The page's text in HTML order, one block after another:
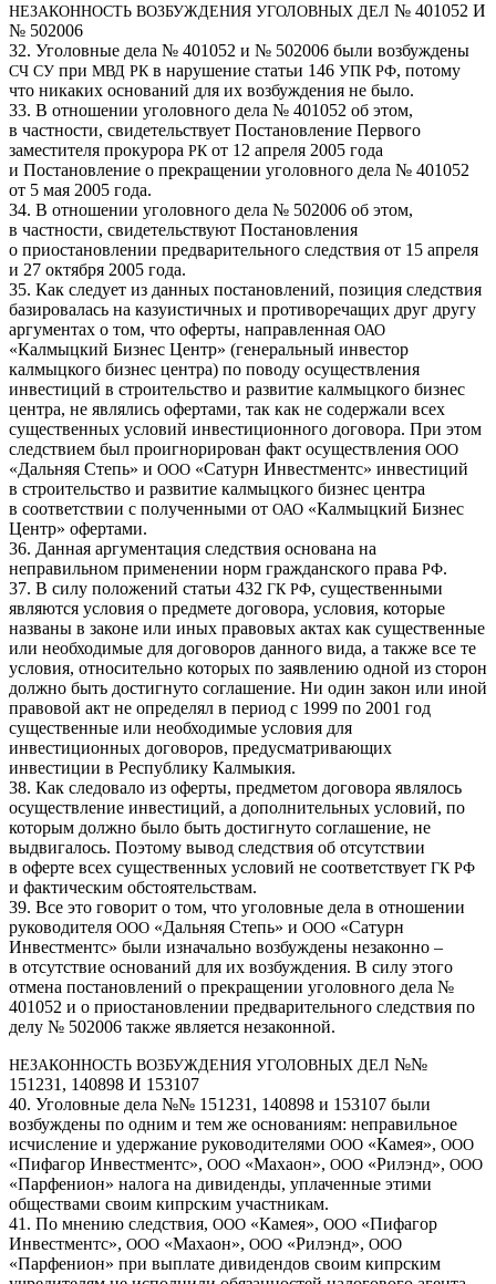
НЕЗАКОННОСТЬ ВОЗБУЖДЕНИЯ УГОЛОВНЫХ ДЕЛ № 401052 И
№ 502006
32. Уголовные дела № 401052 и № 502006 были возбуждены
СЧ СУ при МВД РК в нарушение статьи 146 УПК РФ, потому
что никаких оснований для их возбуждения не было.
33. В отношении уголовного дела № 401052 об этом,
в частности, свидетельствует Постановление Первого
заместителя прокурора РК от 12 апреля 2005 года
и Постановление о прекращении уголовного дела № 401052
от 5 мая 2005 года.
34. В отношении уголовного дела № 502006 об этом,
в частности, свидетельствуют Постановления
о приостановлении предварительного следствия от 15 апреля
и 27 октября 2005 года.
35. Как следует из данных постановлений, позиция следствия
базировалась на казуистичных и противоречащих друг другу
аргументах о том, что оферты, направленная ОАО
«Калмыцкий Бизнес Центр» (генеральный инвестор
калмыцкого бизнес центра) по поводу осуществления
инвестиций в строительство и развитие калмыцкого бизнес
центра, не являлись офертами, так как не содержали всех
существенных условий инвестиционного договора. При этом
следствием был проигнорирован факт осуществления ООО
«Дальняя Степь» и ООО «Сатурн Инвестментс» инвестиций
в строительство и развитие калмыцкого бизнес центра
в соответствии с полученными от ОАО «Калмыцкий Бизнес
Центр» офертами.
36. Данная аргументация следствия основана на
неправильном применении норм гражданского права РФ.
37. В силу положений статьи 432 ГК РФ, существенными
являются условия о предмете договора, условия, которые
названы в законе или иных правовых актах как существенные
или необходимые для договоров данного вида, а также все те
условия, относительно которых по заявлению одной из сторон
должно быть достигнуто соглашение. Ни один закон или иной
правовой акт не определял в период с 1999 по 2001 год
существенные или необходимые условия для
инвестиционных договоров, предусматривающих
инвестиции в Республику Калмыкия.
38. Как следовало из оферты, предметом договора являлось
осуществление инвестиций, а дополнительных условий, по
которым должно было быть достигнуто соглашение, не
выдвигалось. Поэтому вывод следствия об отсутствии
в оферте всех существенных условий не соответствует ГК РФ
и фактическим обстоятельствам.
39. Все это говорит о том, что уголовные дела в отношении
руководителя ООО «Дальняя Степь» и ООО «Сатурн
Инвестментс» были изначально возбуждены незаконно –
в отсутствие оснований для их возбуждения. В силу этого
отмена постановлений о прекращении уголовного дела №
401052 и о приостановлении предварительного следствия по
делу № 502006 также является незаконной.
НЕЗАКОННОСТЬ ВОЗБУЖДЕНИЯ УГОЛОВНЫХ ДЕЛ №№
151231, 140898 И 153107
40. Уголовные дела №№ 151231, 140898 и 153107 были
возбуждены по одним и тем же основаниям: неправильное
исчисление и удержание руководителями ООО «Камея», ООО
«Пифагор Инвестментс», ООО «Махаон», ООО «Рилэнд», ООО
«Парфенион» налога на дивиденды, уплаченные этими
обществами своим кипрским участникам.
41. По мнению следствия, ООО «Камея», ООО «Пифагор
Инвестментс», ООО «Махаон», ООО «Рилэнд», ООО
«Парфенион» при выплате дивидендов своим кипрским